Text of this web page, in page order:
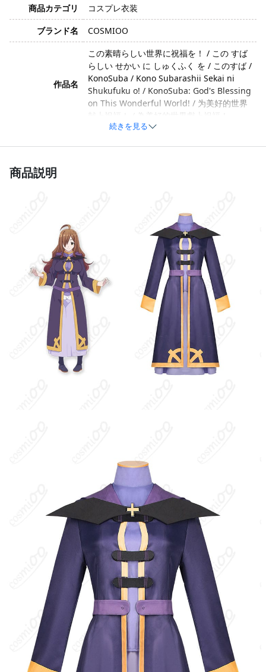
商品カテゴリ
コスプレ衣装
ブランド名
COSMIOO
作品名
この素晴らしい世界に祝福を！ / この すば
らしい せかい に しゅくふく を / このすば /
KonoSuba / Kono Subarashii Sekai ni
Shukufuku o! / KonoSuba: God's Blessing
on This Wonderful World! / 为美好的世界
献上祝福！ / 為美好的世界獻上祝福！
キャラクター
女 / 元・魔王軍幹部 / リッチ（Lich） / 维兹
竺、スパンコール、サテン、ツイル、薄手
セット内容
コート、インナー、スカート、胸飾り（※
製造ロットや工芸の進化により内容が変更
される場合があります）
サイズ
S、M、L、XL、XXL
発送予定
加工に7～15営業日、配送に5～7営業日（※
土日祝除く）、合計で12～22営業日程度で
お届け
クレジットカード（VISA、Master、JCB、
衣装袋に保管
新品未使用
洗濯方法
手洗い推奨、漂白不可
ウィズは『この素晴らしい世界に祝福を！』に登場する元・魔王
軍幹部のリッチ（元人間のアークウィザード）。現在はアクセル
の街で「ウィズの魔道具店」（後に「ウィズ＆バニルの店」）を
営む、気弱で心優しいお姉さん。高位の氷系魔法と吸収系スキル
「ドレインタッチ」に長け、カズマにそのスキルを教えたことで
も知られる。商才は壊滅的で赤字続きだが、面倒見がよく穏やか
な性格で仲間からも慕われている。衣装バージョン：通常衣装
（魔道具店店主のウィッチ風ドレス／紫系ローブ・三角帽・コル
セット・胸元の宝石ブローチ・黒手袋・ブーツ）。
キャラクター設定
：・種別：リッチ（アンデッド）／元・人間の
アークウィザード ・役職：元・魔王軍幹部（魔王城の結界維持担
続きを見る
商品説明